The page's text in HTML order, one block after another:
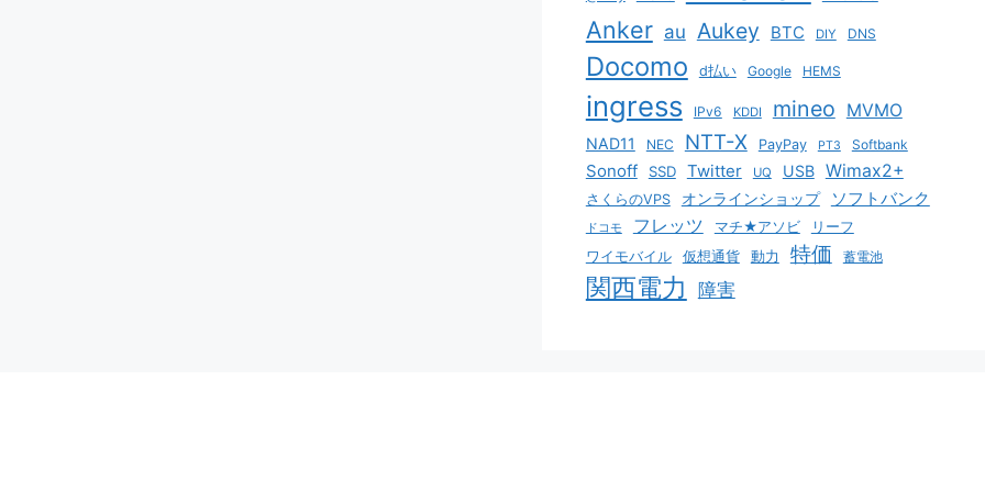
Anker au Aukey BTC DIY DNS
Docomo d払い Google HEMS
ingress IPv6 KDDI mineo MVMO
NAD11 NEC NTT-X PayPay PT3 Softbank
Sonoff SSD Twitter UQ USB Wimax2+
さくらのVPS オンラインショップ ソフトバンク
ドコモ フレッツ マチ★アソビ
リーフ
ワイモバイル
仮想通貨 動力 特価 蓄電池
関西電力 障害